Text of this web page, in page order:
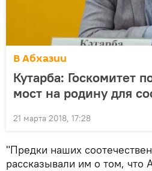
В Абхазии
Кутарба: Госкомитет
мост на родину для
21 марта 2018, 17:28
"Предки наших
рассказывали им о том, что